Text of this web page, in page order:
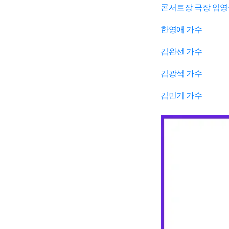
콘서트장 극장 임
한영애 가수
김완선 가수
김광석 가수
김민기 가수